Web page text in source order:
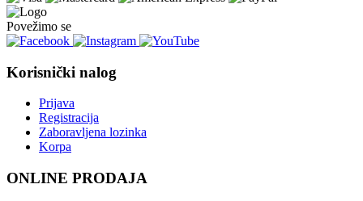
Povežimo se
Korisnički nalog
Prijava
Registracija
Zaboravljena lozinka
Korpa
ONLINE PRODAJA